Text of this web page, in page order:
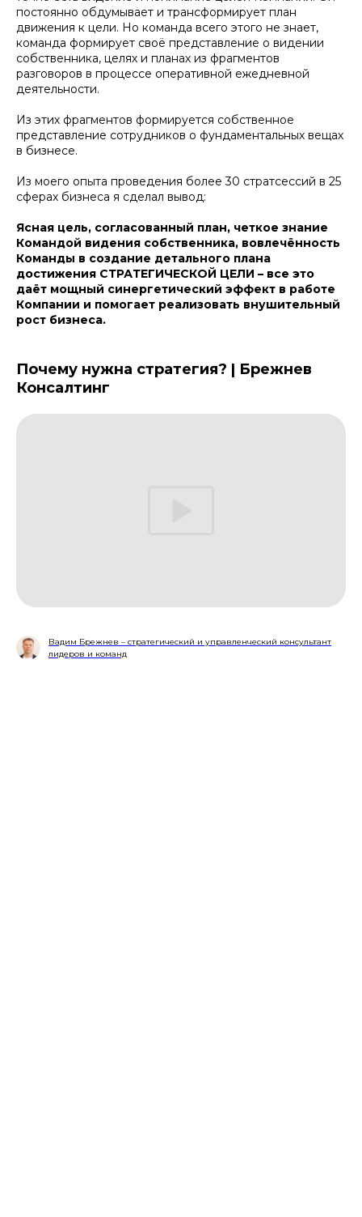
постоянно обдумывает и трансформирует план
движения к цели. Но команда всего этого не знает,
команда формирует своё представление о видении
собственника, целях и планах из фрагментов
разговоров в процессе оперативной ежедневной
деятельности.
Из этих фрагментов формируется собственное
представление сотрудников о фундаментальных вещах
в бизнесе.
Из моего опыта проведения более 30 стратсессий в 25
сферах бизнеса я сделал вывод:
Ясная цель, согласованный план, четкое знание
Командой видения собственника, вовлечённость
Команды в создание детального плана
достижения СТРАТЕГИЧЕСКОЙ ЦЕЛИ – все это
даёт мощный синергетический эффект в работе
Компании и помогает реализовать внушительный
рост бизнеса.
Почему нужна стратегия? | Брежнев
Консалтинг
Вадим Брежнев – стратегический и управленческий консультант
лидеров и команд